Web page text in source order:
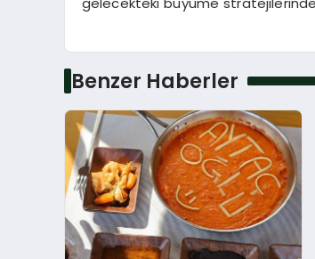
Benzer Haberler